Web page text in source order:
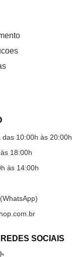
10:00h às 20:00h
18:00h
às 14:00h
SOCIAIS